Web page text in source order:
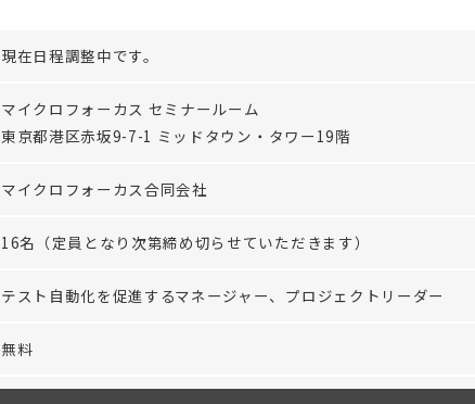
現在日程調整中です。
マイクロフォーカス セミナールーム
東京都港区赤坂9-7-1 ミッドタウン・タワー19階
マイクロフォーカス合同会社
16名（定員となり次第締め切らせていただきます）
テスト自動化を促進するマネージャー、プロジェクトリーダー
無料